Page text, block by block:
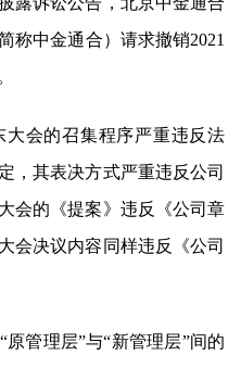
称中金通合）请求撤销2021
会的召集程序严重违反法
，其表决方式严重违反公司
会的《提案》违反《公司章
会决议内容同样违反《公司
管理层”与“新管理层”间的